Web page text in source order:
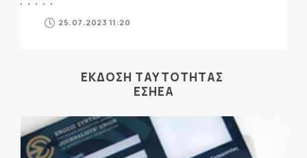
25.07.2023 11:20
ΕΚΔΟΣΗ ΤΑΥΤΟΤΗΤΑΣ
ΕΣΗΕΑ